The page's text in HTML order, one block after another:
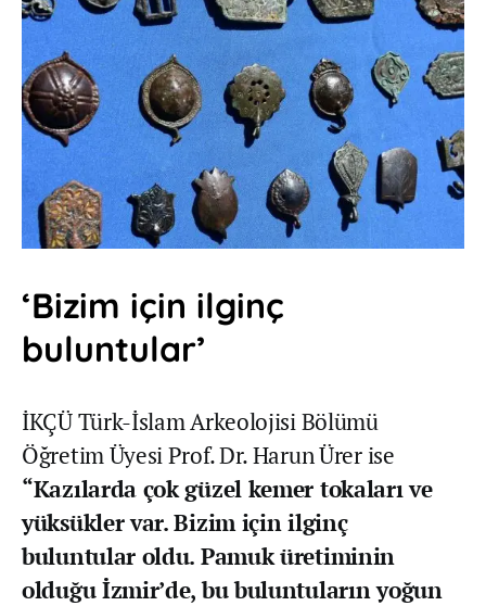
‘Bizim için ilginç
buluntular’
İKÇÜ Türk-İslam Arkeolojisi Bölümü
Öğretim Üyesi Prof. Dr. Harun Ürer ise
“Kazılarda çok güzel kemer tokaları ve
yüksükler var. Bizim için ilginç
buluntular oldu. Pamuk üretiminin
olduğu İzmir’de, bu buluntuların yoğun